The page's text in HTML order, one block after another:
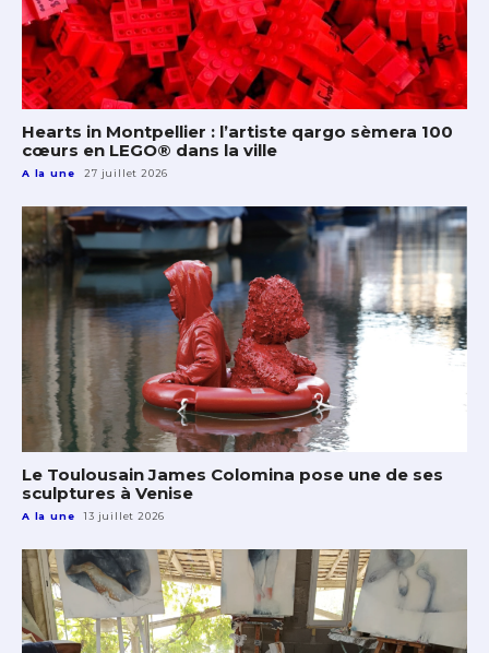
Hearts in Montpellier : l’artiste qargo sèmera 100
cœurs en LEGO® dans la ville
A la une 27 juillet 2026
Le Toulousain James Colomina pose une de ses
sculptures à Venise
A la une 13 juillet 2026